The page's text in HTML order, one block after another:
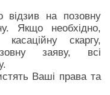
відзив на позовну
Якщо необхідно,
скаргу,
заяву, всі
Ваші права та